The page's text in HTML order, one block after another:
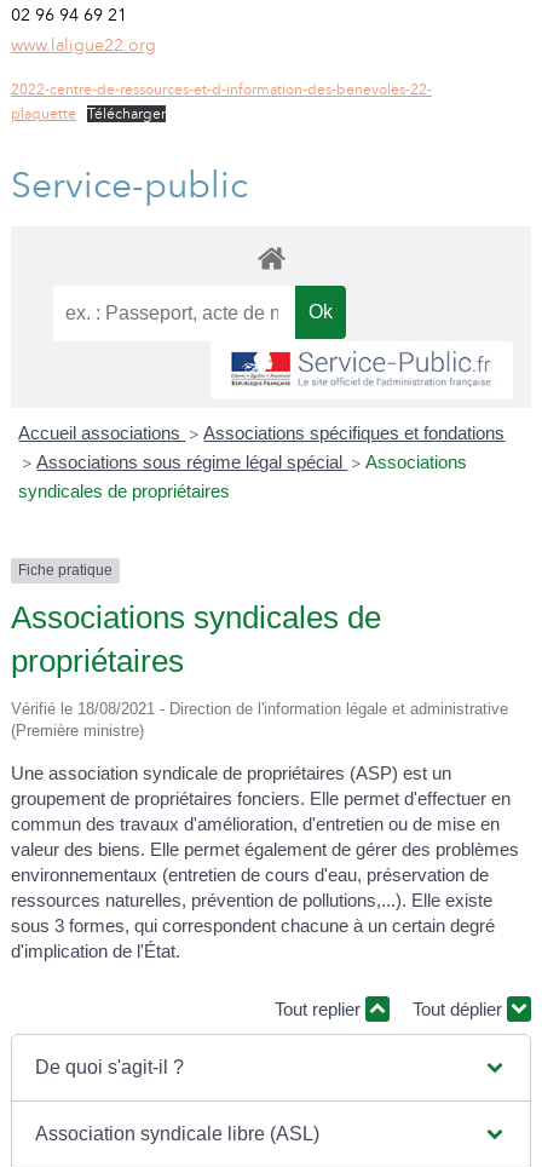
02 96 94 69 21
www.laligue22.org
2022-centre-de-ressources-et-d-information-des-benevoles-22-
plaquette
Télécharger
Service-public
Accueil associations > Associations spécifiques et fondations
> Associations sous régime légal spécial > Associations
syndicales de propriétaires
Fiche pratique
Associations syndicales de
propriétaires
Vérifié le 18/08/2021 - Direction de l'information légale et administrative
(Première ministre)
Une association syndicale de propriétaires (ASP) est un
groupement de propriétaires fonciers. Elle permet d'effectuer en
commun des travaux d'amélioration, d'entretien ou de mise en
valeur des biens. Elle permet également de gérer des problèmes
environnementaux (entretien de cours d'eau, préservation de
ressources naturelles, prévention de pollutions,...). Elle existe
sous 3 formes, qui correspondent chacune à un certain degré
d'implication de l'État.
Tout replier Tout déplier
De quoi s'agit-il ?
Association syndicale libre (ASL)